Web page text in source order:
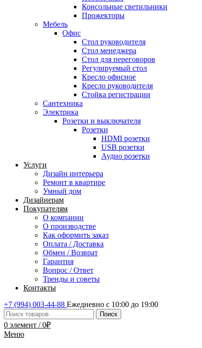
Консольные светильники
Прожекторы
Мебель
Офис
Стол руководителя
Стол менеджера
Стол для переговоров
Регулируемый стол
Кресло офисное
Кресло руководителя
Стойка регистрации
Сантехника
Электрика
Розетки и выключателя
Розетки
HDMI розетки
USB розетки
Аудио розетки
Услуги
Дизайн интерьера
Ремонт в квартире
Умный дом
Дизайнерам
Покупателям
О компании
О производстве
Как оформить заказ
Оплата / Доставка
Обмен / Возврат
Гарантия
Вопрос / Ответ
Тренды и советы
Контакты
+7 (994) 003-44-88 Ежедневно с 10:00 до 19:00
Поиск
0 элемент / 0₽
Меню